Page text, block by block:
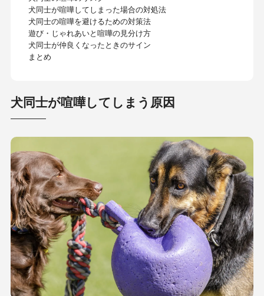
犬同士が喧嘩してしまった場合の対処法
犬同士の喧嘩を避けるための対策法
遊び・じゃれあいと喧嘩の見分け方
犬同士が仲良くなったときのサイン
まとめ
犬同士が喧嘩してしまう原因